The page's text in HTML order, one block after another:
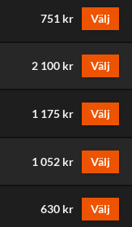
751 kr Välj
2 100 kr Välj
1 175 kr Välj
1 052 kr Välj
630 kr Välj